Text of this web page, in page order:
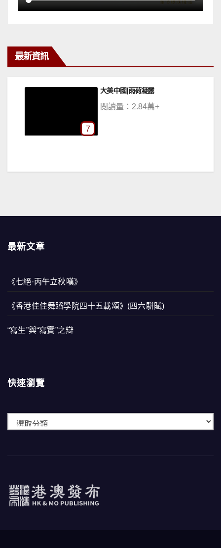
最新資訊
8
《關於解決“仁愛礁事件”的提議》
閱讀量：2.66萬+
最新文章
《七絕·丙午立秋嘆》
《香港佳佳舞蹈學院四十五載頌》(四六駢賦)
“寫生”與“寫實”之辯
快速瀏覽